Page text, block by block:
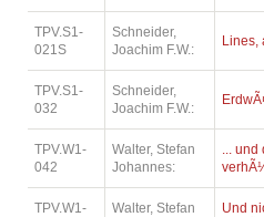
TPV.S1-
021S
Schneider,
Joachim F.W.:
Lines,
TPV.S1-
032
Schneider,
Joachim F.W.:
TPV.W1-
042
Walter, Stefan
Johannes:
... und
TPV.W1-
Walter, Stefan
Und